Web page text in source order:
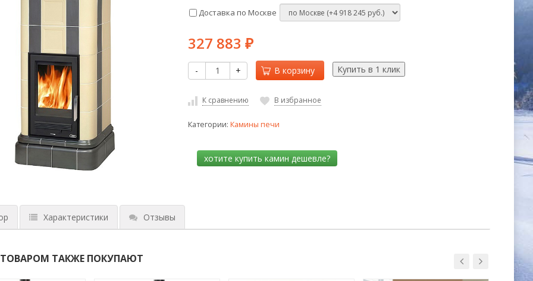
Доставка по Москве
327 883 ₽
- + В корзину
К сравнению В избранное
Категории: Камины печи
Характеристики Отзывы
ТАКЖЕ ПОКУПАЮТ